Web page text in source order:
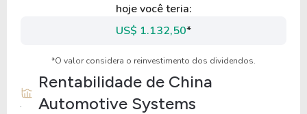
hoje você teria:
US$ 1.132,50*
*O valor considera o reinvestimento dos dividendos.
Rentabilidade de China
Automotive Systems